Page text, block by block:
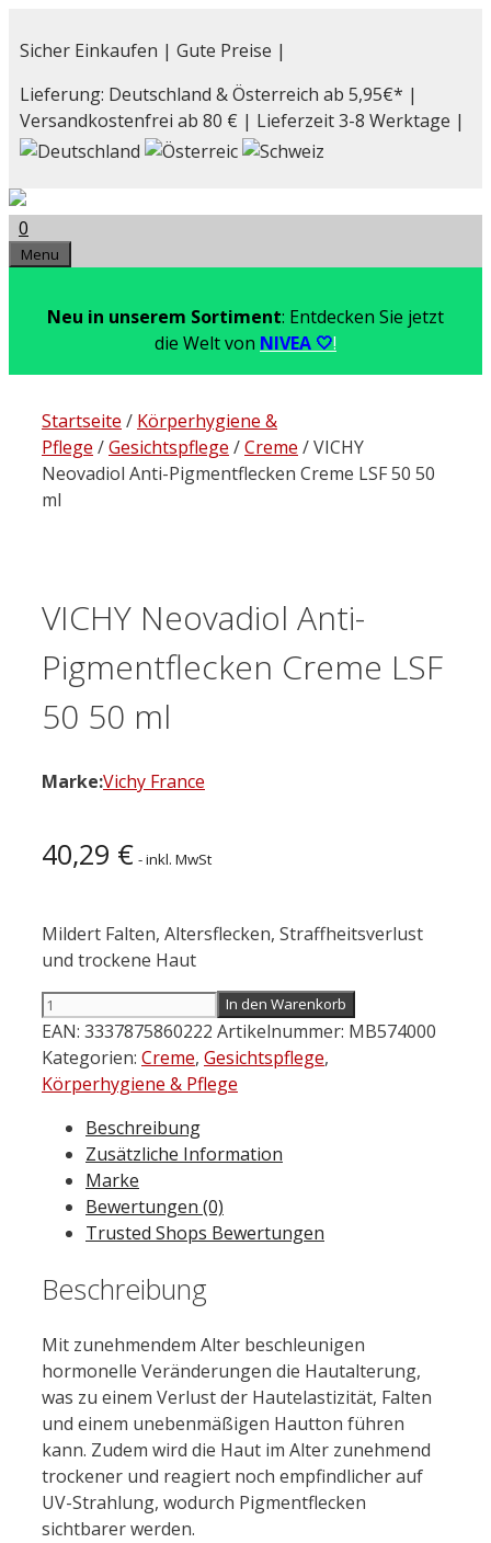
Inhalt
Sicher Einkaufen | Gute Preise |
Lieferung: Deutschland & Österreich ab 5,95€* |
Versandkostenfrei ab 80 € | Lieferzeit 3-8 Werktage |
0
Menu
Neu in unserem Sortiment: Entdecken Sie jetzt
die Welt von NIVEA 🤍!
Startseite / Körperhygiene &
Pflege /Gesichtspflege /Creme / VICHY
Neovadiol Anti-Pigmentflecken Creme LSF 50 50
ml
VICHY Neovadiol Anti-
Pigmentflecken Creme LSF
50 50 ml
Marke:Vichy France
40,29 € - inkl. MwSt
Mildert Falten, Altersflecken, Straffheitsverlust
und trockene Haut
VICHY
Neovadiol
Anti-
Pigmentflecken
LSF
Menge
In den Warenkorb
EAN: 3337875860222 Artikelnummer: MB574000
Kategorien: Creme, Gesichtspflege,
Körperhygiene & Pflege
Beschreibung
Zusätzliche Information
Marke
Bewertungen (0)
Trusted Shops Bewertungen
Beschreibung
Mit zunehmendem Alter beschleunigen
hormonelle Veränderungen die Hautalterung,
was zu einem Verlust der Hautelastizität, Falten
und einem unebenmäßigen Hautton führen
kann. Zudem wird die Haut im Alter zunehmend
trockener und reagiert noch empfindlicher auf
UV-Strahlung, wodurch Pigmentflecken
sichtbarer werden.